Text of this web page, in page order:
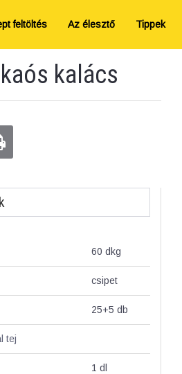
feltöltés Az élesztő Tippek
kalács
60 dkg
csipet
25+5 db
tej
1 dl